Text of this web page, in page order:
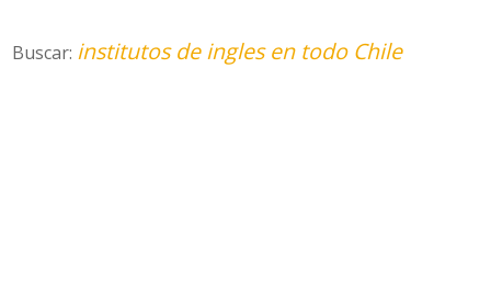
Buscar: institutos de ingles en todo Chile